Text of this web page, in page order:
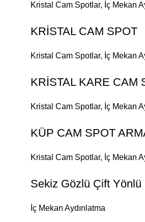
Kristal Cam Spotlar, İç Mekan
KRİSTAL CAM SPOT
Kristal Cam Spotlar, İç Mekan
KRİSTAL KARE CAM
Kristal Cam Spotlar, İç Mekan
KÜP CAM SPOT
Kristal Cam Spotlar, İç Mekan
Sekiz Gözlü Çift
İç Mekan Aydınlatma